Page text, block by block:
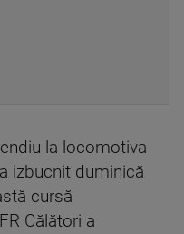
la locomotiva
izbucnit duminică
cursă
Călători a